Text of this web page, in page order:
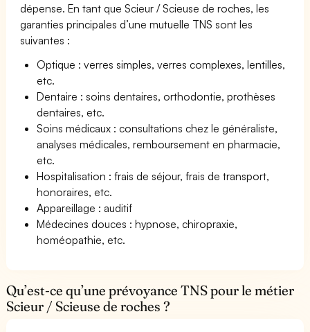
dépense. En tant que Scieur / Scieuse de roches, les
garanties principales d’une mutuelle TNS sont les
suivantes :
Optique : verres simples, verres complexes, lentilles,
etc.
Dentaire : soins dentaires, orthodontie, prothèses
dentaires, etc.
Soins médicaux : consultations chez le généraliste,
analyses médicales, remboursement en pharmacie,
etc.
Hospitalisation : frais de séjour, frais de transport,
honoraires, etc.
Appareillage : auditif
Médecines douces : hypnose, chiropraxie,
homéopathie, etc.
Qu’est-ce qu’une prévoyance TNS pour le métier
Scieur / Scieuse de roches ?